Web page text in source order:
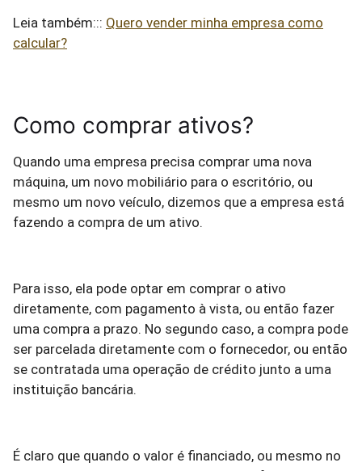
Leia também::: Quero vender minha empresa como
calcular?
Como comprar ativos?
Quando uma empresa precisa comprar uma nova
máquina, um novo mobiliário para o escritório, ou
mesmo um novo veículo, dizemos que a empresa está
fazendo a compra de um ativo.
Para isso, ela pode optar em comprar o ativo
diretamente, com pagamento à vista, ou então fazer
uma compra a prazo. No segundo caso, a compra pode
ser parcelada diretamente com o fornecedor, ou então
se contratada uma operação de crédito junto a uma
instituição bancária.
É claro que quando o valor é financiado, ou mesmo no